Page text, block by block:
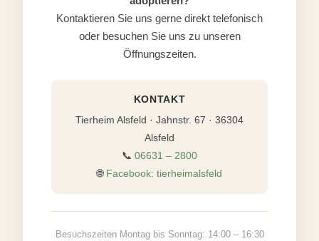
Kontaktieren Sie uns gerne direkt telefonisch
oder besuchen Sie uns zu unseren
Öffnungszeiten.
KONTAKT
Tierheim Alsfeld · Jahnstr. 67 · 36304
Alsfeld
📞 06631 – 2800
🌐 Facebook: tierheimalsfeld
Besuchszeiten Montag bis Sonntag: 14:00 – 16:30